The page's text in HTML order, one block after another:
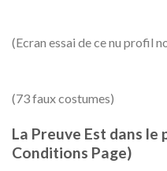
(Ecran essai de ce nu profil
(73 faux costumes)
La Preuve Est dans le
Conditions Page)